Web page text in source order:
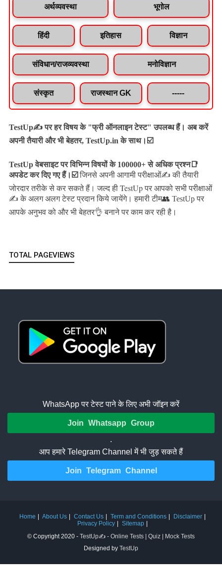
अर्थव्यवस्था भूगोल
हिंदी इतिहास विज्ञान
संविधान/राजव्यवस्था मनोविज्ञान
संस्कृत राजस्थान GK -----
TestUp✍️ पर हर विषय के "फ्री ऑनलाइन टेस्ट" उपलब्ध हैं। अब करें
अपनी तैयारी और भी बेहतर, TestUp.in के साथ।☑️
TestUp वेबसाइट पर विभिन्न विषयों के 100000+ से अधिक प्रश्न📑
अपडेट कर दिए गए हैं। ☑️ जिनसे अपनी आगामी परीक्षाओं✍️ की तैयारी
जोरदार तरीके से कर सकते हैं।जल्द ही TestUp पर आपको सभी परीक्षाओं
✍️ के अलग अलग टेस्ट प्रदान किये जायेंगे। हमारी टीम👥 TestUp पर
आपके अनुभव को और भी बेहतर👌 बनाने पर काम कर रही है।
TOTAL PAGEVIEWS
WhatsApp पर टेस्ट पाने के लिए अभी जॉइन करें
Join Whatsapp Group
.
आप हमारे Telegram Channel में भी जुड़ सकते हैं
Join Telegram Channel
Home About Us Contact Us Term and Conditions
Disclaimer
Privacy Policy
Sitemap
© Copyright 2020 - TestUp✍️ - Online Tests | Quiz | Mock Tests
Designed by TestUp